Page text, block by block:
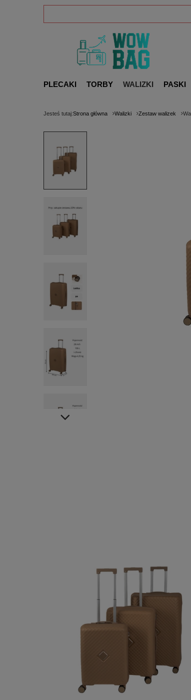
PLECAKI TORBY WALIZKI PASKI
Jesteś tutaj:Strona główna Walizki Zestaw walizek